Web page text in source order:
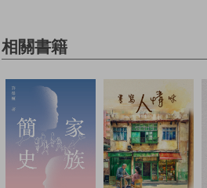
相關書籍